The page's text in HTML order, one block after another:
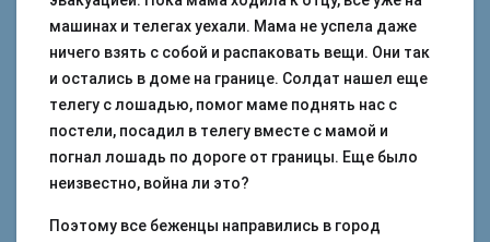
машинах и телегах уехали. Мама не успела даже
ничего взять с собой и распаковать вещи. Они так
и остались в доме на границе. Солдат нашел еще
телегу с лошадью, помог маме поднять нас с
постели, посадил в телегу вместе с мамой и
погнал лошадь по дороге от границы. Еще было
неизвестно, война ли это?
Поэтому все беженцы направились в город